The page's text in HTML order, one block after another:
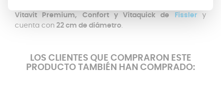
Vitavit Premium, Confort y Vitaquick de
Fissler
y
cuenta con 22 cm de diámetro.
LOS CLIENTES QUE COMPRARON ESTE
PRODUCTO TAMBIÉN HAN COMPRADO: